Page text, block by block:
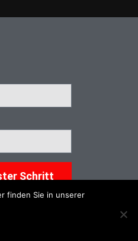
Schritt
finden Sie in unserer